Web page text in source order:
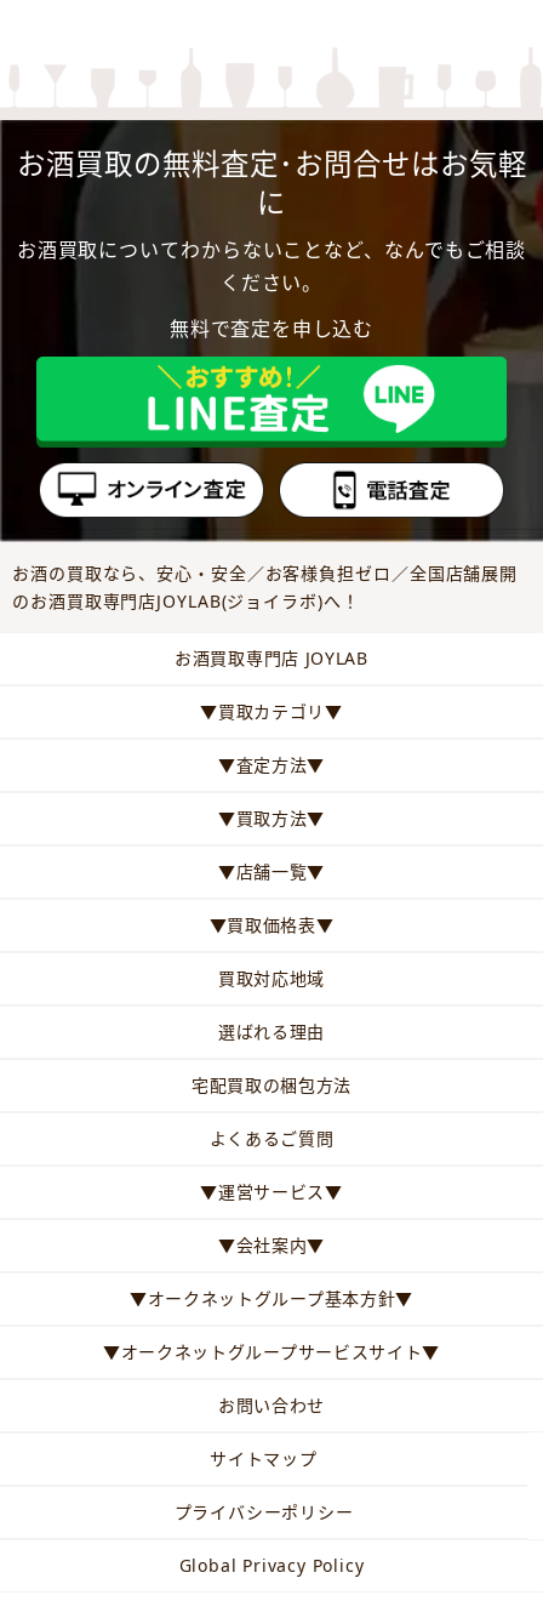
お酒買取の無料査定･お問合せはお気軽
に
お酒買取についてわからないことなど、なんでもご相談
ください。
無料で査定を申し込む
お酒の買取なら、安心・安全／お客様負担ゼロ／全国店舗展開
のお酒買取専門店JOYLAB(ジョイラボ)へ！
お酒買取専門店 JOYLAB
▼買取カテゴリ▼
▼査定方法▼
▼買取方法▼
▼店舗一覧▼
▼買取価格表▼
買取対応地域
選ばれる理由
宅配買取の梱包方法
よくあるご質問
▼運営サービス▼
▼会社案内▼
▼オークネットグループ基本方針▼
▼オークネットグループサービスサイト▼
お問い合わせ
サイトマップ
プライバシーポリシー
Global Privacy Policy